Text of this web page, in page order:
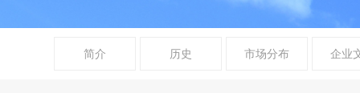
简介 历史 市场分布 企业